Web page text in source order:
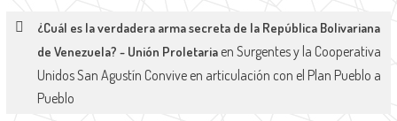
¿Cuál es la verdadera arma secreta de la República Bolivariana
de Venezuela? - Unión Proletariaen Surgentes y la Cooperativa
Unidos San Agustín Convive en articulación con el Plan Pueblo a
Pueblo